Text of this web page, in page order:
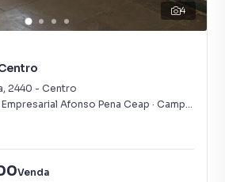
4
, 2440 - Centro
Afonso Pena Ceap · Campo Grande
Venda